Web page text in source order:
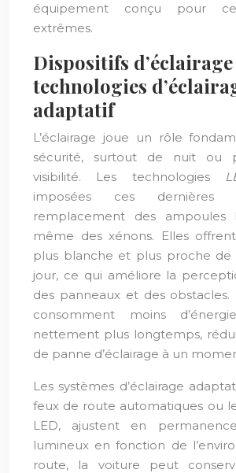
équipement conçu pour
extrêmes.
Dispositifs
technologies
adaptatif
L’éclairage joue un rôle
sécurité, surtout de nuit ou
visibilité. Les technologies
imposées ces dernières
remplacement des ampoules
même des xénons. Elles
plus blanche et plus proche de
jour, ce qui améliore la
des panneaux et des obstacles.
consomment moins
nettement plus longtemps,
de panne d’éclairage à un
Les systèmes d’éclairage
feux de route automatiques ou
LED, ajustent en
lumineux en fonction de
route, la voiture peut